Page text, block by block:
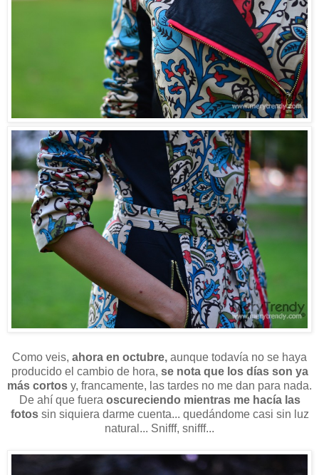
Como veis, ahora en octubre, aunque todavía no se haya
producido el cambio de hora, se nota que los días son ya
más cortos y, francamente, las tardes no me dan para nada.
De ahí que fuera oscureciendo mientras me hacía las
fotossin siquiera darme cuenta... quedándome casi sin luz
natural... Snifff, snifff...